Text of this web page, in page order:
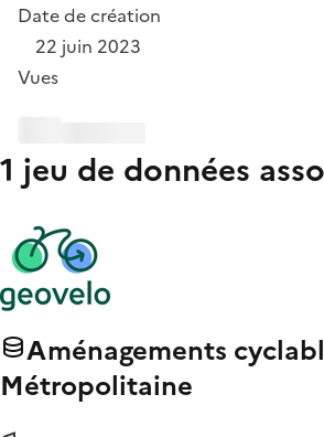
Date de création
22 juin 2023
Vues
1 jeu de données
Aménagements
Métropolitaine